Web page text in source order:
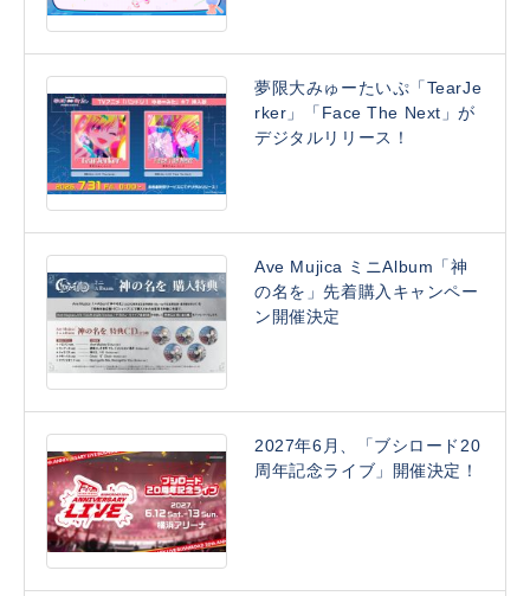
夢限大みゅーたいぷ「TearJe
rker」「Face The Next」が
デジタルリリース！
Ave Mujica ミニAlbum「神
の名を」先着購入キャンペー
ン開催決定
2027年6月、「ブシロード20
周年記念ライブ」開催決定！